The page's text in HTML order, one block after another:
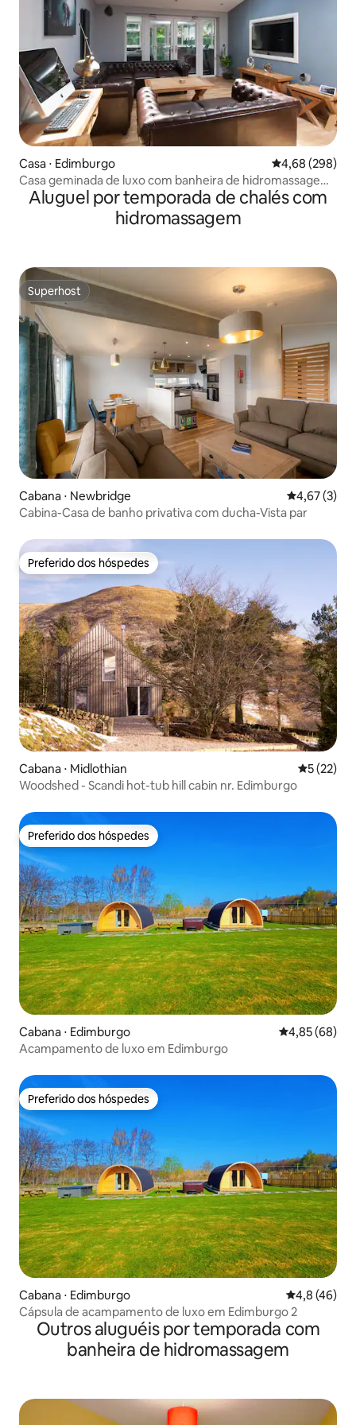
Casa ⋅ Edimburgo 4,68 de uma
4,68 (298)
Casa geminada de luxo com banheira de hidromassagem
perto de Arthur's Seat
Aluguel por temporada de chalés com
hidromassagem
Superhost
Superhost
Cabana ⋅ Newbridge 4,67 de
4,67 (3)
Cabina-Casa de banho privativa com ducha-Vista par
Preferido dos hóspedes
Preferido dos hóspedes
Cabana ⋅ Midlothian 5 de uma
5 (22)
Woodshed - Scandi hot-tub hill cabin nr. Edimburgo
Preferido dos hóspedes
Preferido dos hóspedes
Cabana ⋅ Edimburgo 4,85 de uma
4,85 (68)
Acampamento de luxo em Edimburgo
Preferido dos hóspedes
Preferido dos hóspedes
Cabana ⋅ Edimburgo 4,8 de uma
4,8 (46)
Cápsula de acampamento de luxo em Edimburgo 2
Outros aluguéis por temporada com
banheira de hidromassagem